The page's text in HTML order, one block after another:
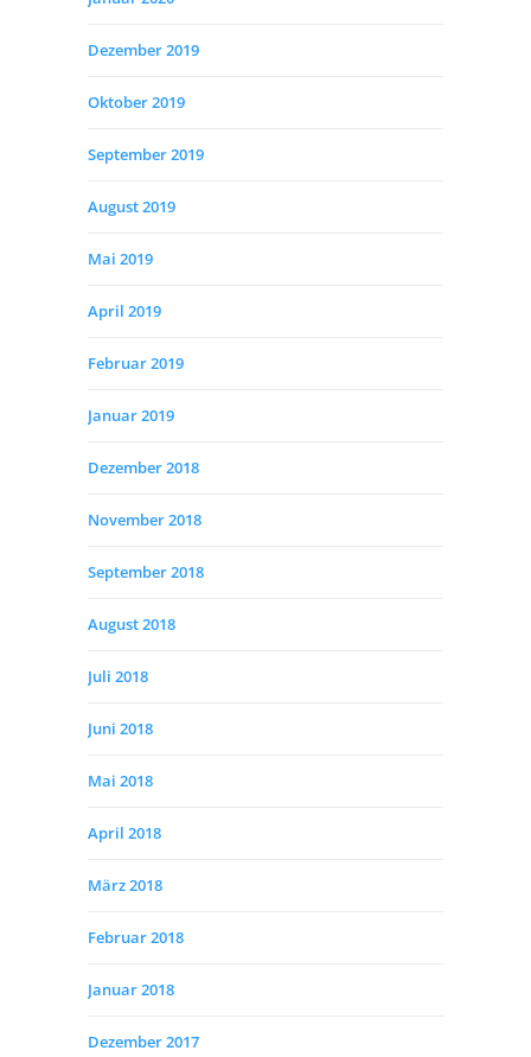
Dezember 2019
Oktober 2019
September 2019
August 2019
Mai 2019
April 2019
Februar 2019
Januar 2019
Dezember 2018
November 2018
September 2018
August 2018
Juli 2018
Juni 2018
Mai 2018
April 2018
März 2018
Februar 2018
Januar 2018
Dezember 2017